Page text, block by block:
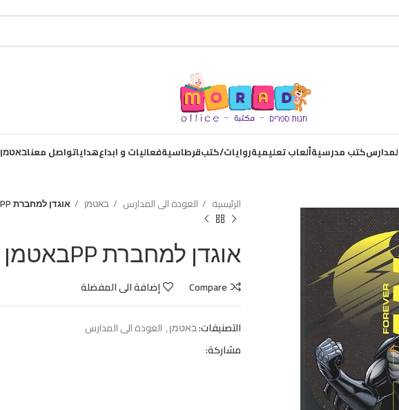
كتب مدرسيةألعاب تعليميةروايات/كتبقرطاسيةفعاليات و ابداعهداياتواصل معناבאטמן
الرئيسية العودة الى المدارس באטמן אוגדן למחברת PPבאטמן
אוגדן למחברת PPבאטמן
Compare إضافة الى المفضلة
التصنيفات:באטמן, العودة الى المدارس
مشاركة: